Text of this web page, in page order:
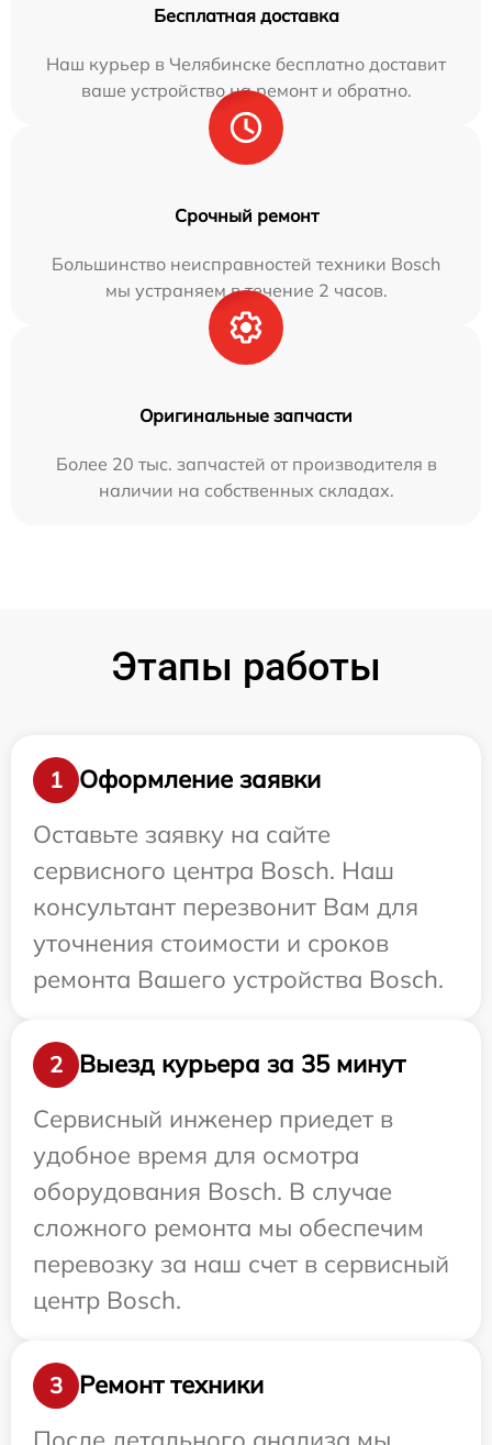
Бесплатная доставка
Наш курьер в Челябинске бесплатно доставит
ваше устройство на ремонт и обратно.
Срочный ремонт
Большинство неисправностей техники Bosch
мы устраняем в течение 2 часов.
Оригинальные запчасти
Более 20 тыс. запчастей от производителя в
наличии на собственных складах.
Этапы работы
1
Оформление заявки
Оставьте заявку на сайте
сервисного центра Bosch. Наш
консультант перезвонит Вам для
уточнения стоимости и сроков
ремонта Вашего устройства Bosch.
2
Выезд курьера за 35 минут
Сервисный инженер приедет в
удобное время для осмотра
оборудования Bosch. В случае
сложного ремонта мы обеспечим
перевозку за наш счет в сервисный
центр Bosch.
3
Ремонт техники